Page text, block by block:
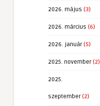
2026. május (3)
2026. március (6)
2026. január(5)
2025. november(2)
2025.
szeptember(2)